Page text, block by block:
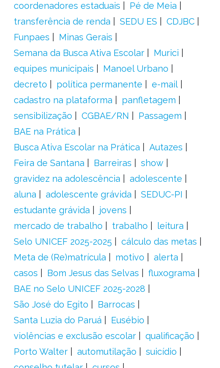
coordenadores estaduais
Pé de Meia
transferência de renda
SEDU ES
CDJBC
Funpaes
Minas Gerais
Semana da Busca Ativa Escolar
Murici
equipes municipais
Manoel Urbano
decreto
política permanente
e-mail
cadastro na plataforma
panfletagem
sensibilização
CGBAE/RN
Passagem
BAE na Prática
Busca Ativa Escolar na Prática
Autazes
Feira de Santana
Barreiras
show
gravidez na adolescência
adolescente
aluna
adolescente grávida
SEDUC-PI
estudante grávida
jovens
mercado de trabalho
trabalho
leitura
Selo UNICEF 2025-2025
cálculo das metas
Meta de (Re)matrícula
motivo
alerta
casos
Bom Jesus das Selvas
fluxograma
BAE no Selo UNICEF 2025-2028
São José do Egito
Barrocas
Santa Luzia do Paruá
Eusébio
violências e exclusão escolar
qualificação
Porto Walter
automutilação
suicídio